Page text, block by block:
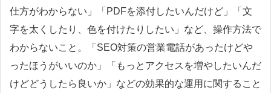
仕方がわからない」「PDFを添付したいんだけど」「文
字を太くしたり、色を付けたりしたい」など、操作方法で
わからないこと。「SEO対策の営業電話があったけどや
ったほうがいいのか」「もっとアクセスを増やしたいんだ
けどどうしたら良いか」などの効果的な運用に関すること